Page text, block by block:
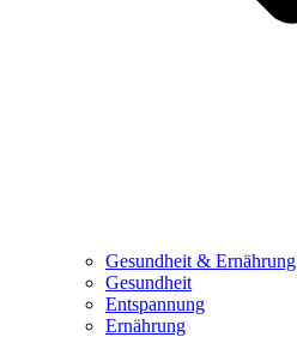
Gesundheit & Ernährung
Gesundheit
Entspannung
Ernährung